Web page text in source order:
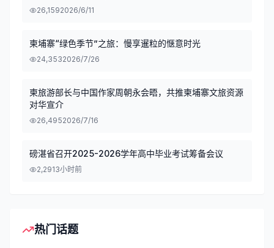
26,1592026/6/11
柬埔寨“绿色季节”之旅：慢享暹粒的惬意时光
24,3532026/7/26
柬旅游部长与中国作家周朝永会晤，共推柬埔寨文旅资源
对华宣介
26,4952026/7/16
磅湛省召开2025-2026学年高中毕业考试筹备会议
2,2913小时前
热门话题